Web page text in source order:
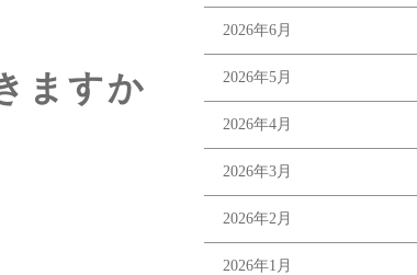
ますか
2026年6月
2026年5月
2026年4月
2026年3月
2026年2月
2026年1月